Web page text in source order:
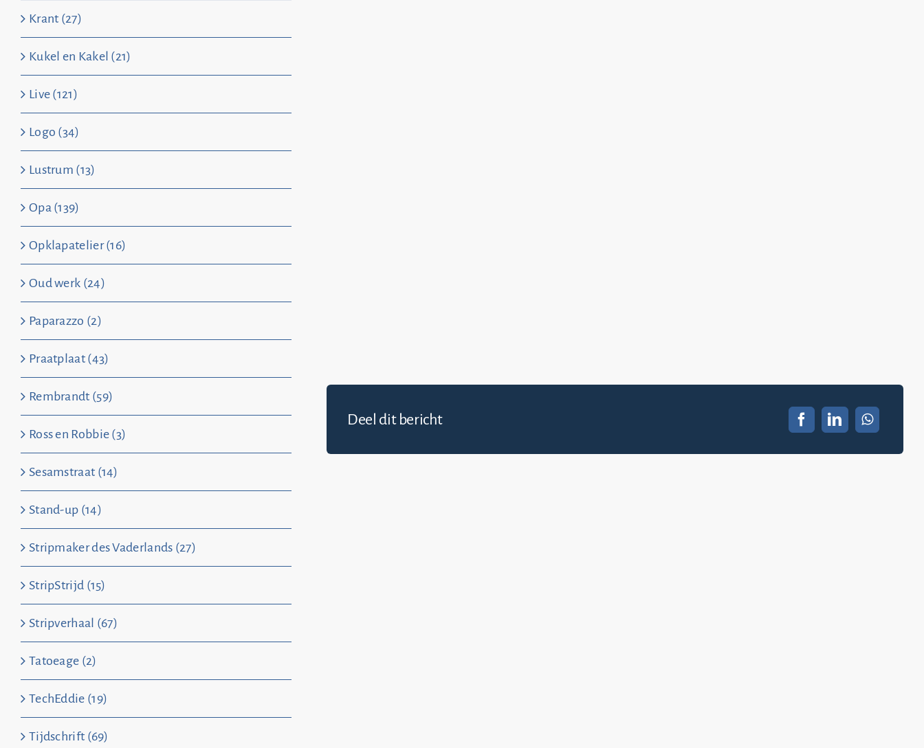
Krant (27)
Kukel en Kakel (21)
Live (121)
Logo (34)
Lustrum (13)
Opa (139)
Opklapatelier (16)
Oud werk (24)
Paparazzo (2)
Praatplaat (43)
Rembrandt (59)
Ross en Robbie (3)
Sesamstraat (14)
Stand-up (14)
Stripmaker des Vaderlands (27)
StripStrijd (15)
Stripverhaal (67)
Tatoeage (2)
TechEddie (19)
Tijdschrift (69)
Deel dit bericht